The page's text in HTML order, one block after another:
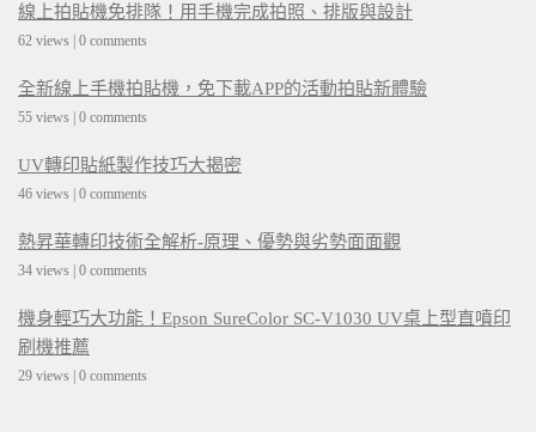
線上拍貼機免排隊！用手機完成拍照、排版與設計
62 views | 0 comments
全新線上手機拍貼機，免下載APP的活動拍貼新體驗
55 views | 0 comments
UV轉印貼紙製作技巧大揭密
46 views | 0 comments
熱昇華轉印技術全解析-原理、優勢與劣勢面面觀
34 views | 0 comments
機身輕巧大功能！Epson SureColor SC-V1030 UV桌上型直噴印
刷機推薦
29 views | 0 comments